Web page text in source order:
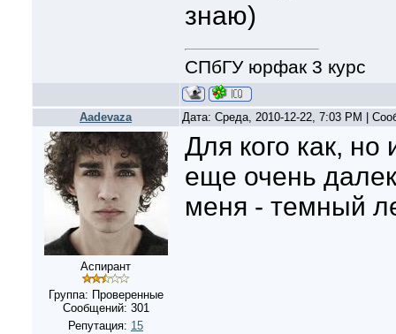
знаю)
СПбГУ юрфак 3 курс
Aadevaza Дата: Среда, 2010-12-22, 7:03 PM |
Аспирант
Группа: Проверенные
Сообщений: 301
Репутация: 15
Для кого как,
еще очень
меня - темный